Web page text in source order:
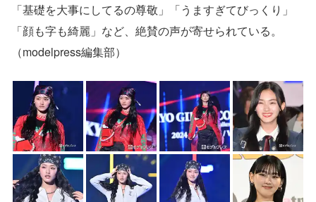
「基礎を大事にしてるの尊敬」「うますぎてびっくり」
「顔も字も綺麗」など、絶賛の声が寄せられている。
（modelpress編集部）